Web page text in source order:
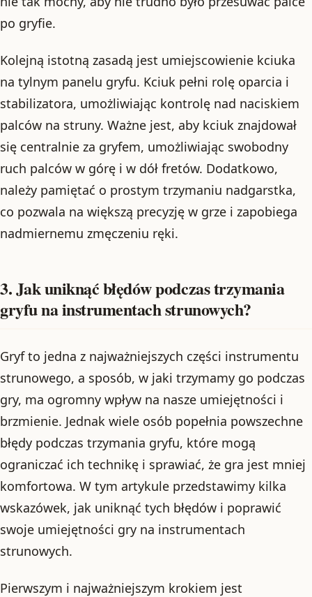
po gryfie.
Kolejną istotną zasadą jest umiejscowienie kciuka
na tylnym panelu gryfu. Kciuk pełni rolę oparcia i
stabilizatora, umożliwiając kontrolę nad naciskiem
palców na struny. Ważne jest, aby kciuk znajdował
się centralnie za gryfem, umożliwiając swobodny
ruch palców w górę i w dół fretów. Dodatkowo,
należy pamiętać o prostym trzymaniu nadgarstka,
co pozwala na większą precyzję w grze i zapobiega
nadmiernemu zmęczeniu ręki.
3. Jak uniknąć błędów podczas trzymania
gryfu na instrumentach strunowych?
Gryf to jedna z najważniejszych części instrumentu
strunowego, a sposób, w jaki trzymamy go podczas
gry, ma ogromny wpływ na nasze umiejętności i
brzmienie. Jednak wiele osób popełnia powszechne
błędy podczas trzymania gryfu, które mogą
ograniczać ich technikę i sprawiać, że gra jest mniej
komfortowa. W tym artykule przedstawimy kilka
wskazówek, jak uniknąć tych błędów i poprawić
swoje umiejętności gry na instrumentach
strunowych.
Pierwszym i najważniejszym krokiem jest